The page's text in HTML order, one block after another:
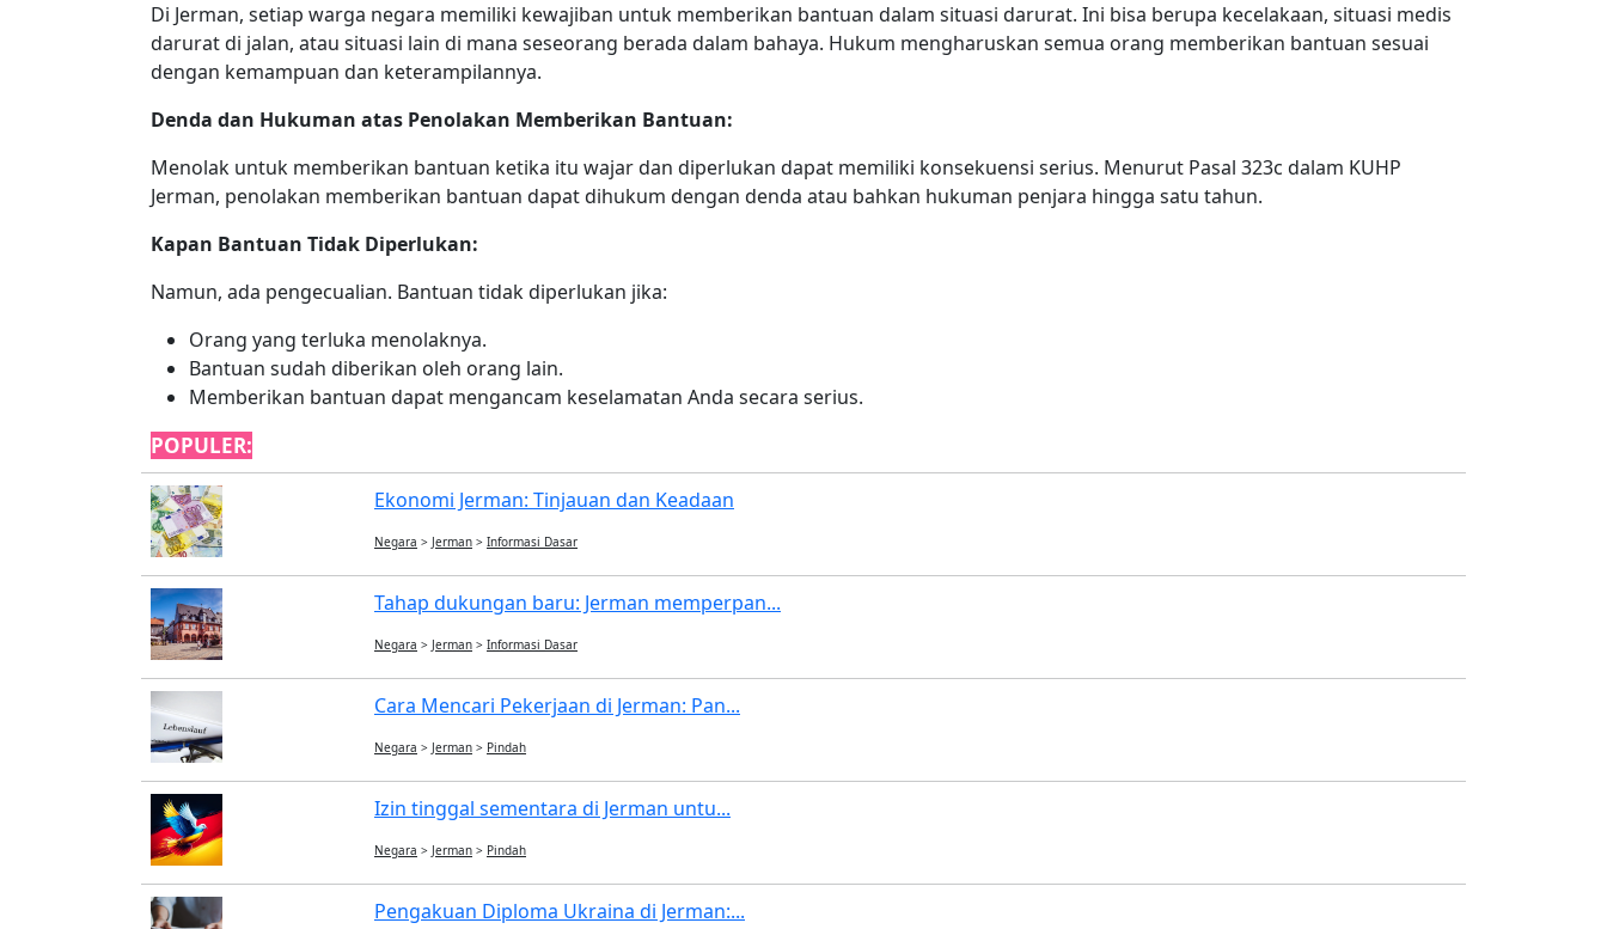
Di Jerman, setiap warga negara memiliki kewajiban untuk memberikan bantuan dalam situasi darurat. Ini bisa berupa kecelakaan, situasi medis
darurat di jalan, atau situasi lain di mana seseorang berada dalam bahaya. Hukum mengharuskan semua orang memberikan bantuan sesuai
dengan kemampuan dan keterampilannya.
Denda dan Hukuman atas Penolakan Memberikan Bantuan:
Menolak untuk memberikan bantuan ketika itu wajar dan diperlukan dapat memiliki konsekuensi serius. Menurut Pasal 323c dalam KUHP
Jerman, penolakan memberikan bantuan dapat dihukum dengan denda atau bahkan hukuman penjara hingga satu tahun.
Kapan Bantuan Tidak Diperlukan:
Namun, ada pengecualian. Bantuan tidak diperlukan jika:
Orang yang terluka menolaknya.
Bantuan sudah diberikan oleh orang lain.
Memberikan bantuan dapat mengancam keselamatan Anda secara serius.
POPULER:
Ekonomi Jerman: Tinjauan dan Keadaan
Negara > Jerman > Informasi Dasar
Tahap dukungan baru: Jerman memperpan...
Negara > Jerman > Informasi Dasar
Cara Mencari Pekerjaan di Jerman: Pan...
Negara > Jerman > Pindah
Izin tinggal sementara di Jerman untu...
Negara > Jerman > Pindah
Pengakuan Diploma Ukraina di Jerman:...